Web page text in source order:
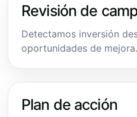
Revisión de
Detectamos inversión
oportunidades de mejora.
Plan de acción